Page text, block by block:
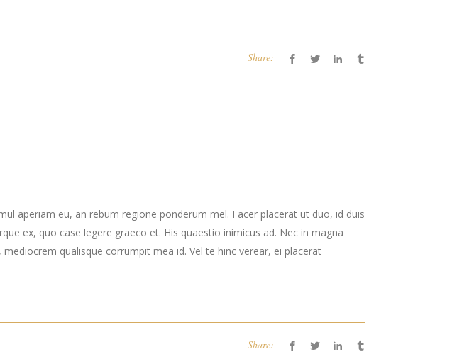
Share:
aperiam eu, an rebum regione ponderum mel. Facer placerat ut duo, id duis
ex, quo case legere graeco et. His quaestio inimicus ad. Nec in magna
qualisque corrumpit mea id. Vel te hinc verear, ei placerat
Share: